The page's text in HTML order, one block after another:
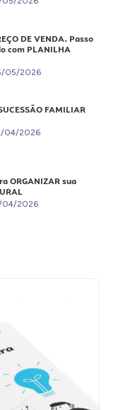
DE VENDA. Passo
com PLANILHA
05/2026
FAMILIAR
04/2026
ORGANIZAR sua
04/2026